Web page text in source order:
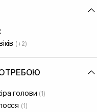
(+2)
голови (1)
(1)